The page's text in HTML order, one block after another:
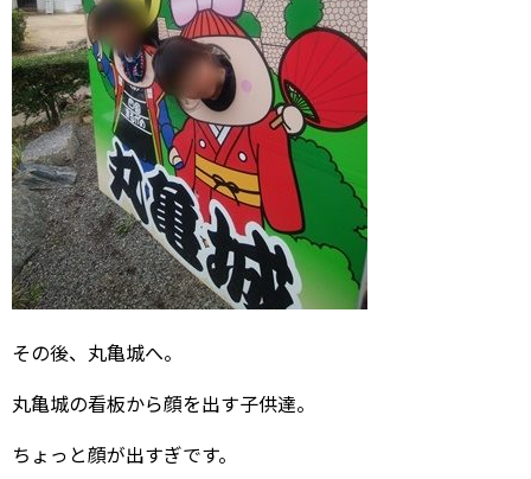
その後、丸亀城へ。
丸亀城の看板から顔を出す子供達。
ちょっと顔が出すぎです。